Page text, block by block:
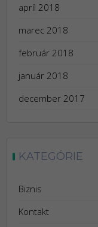
apríl 2018
marec 2018
február 2018
január 2018
december 2017
KATEGÓRIE
Biznis
Kontakt